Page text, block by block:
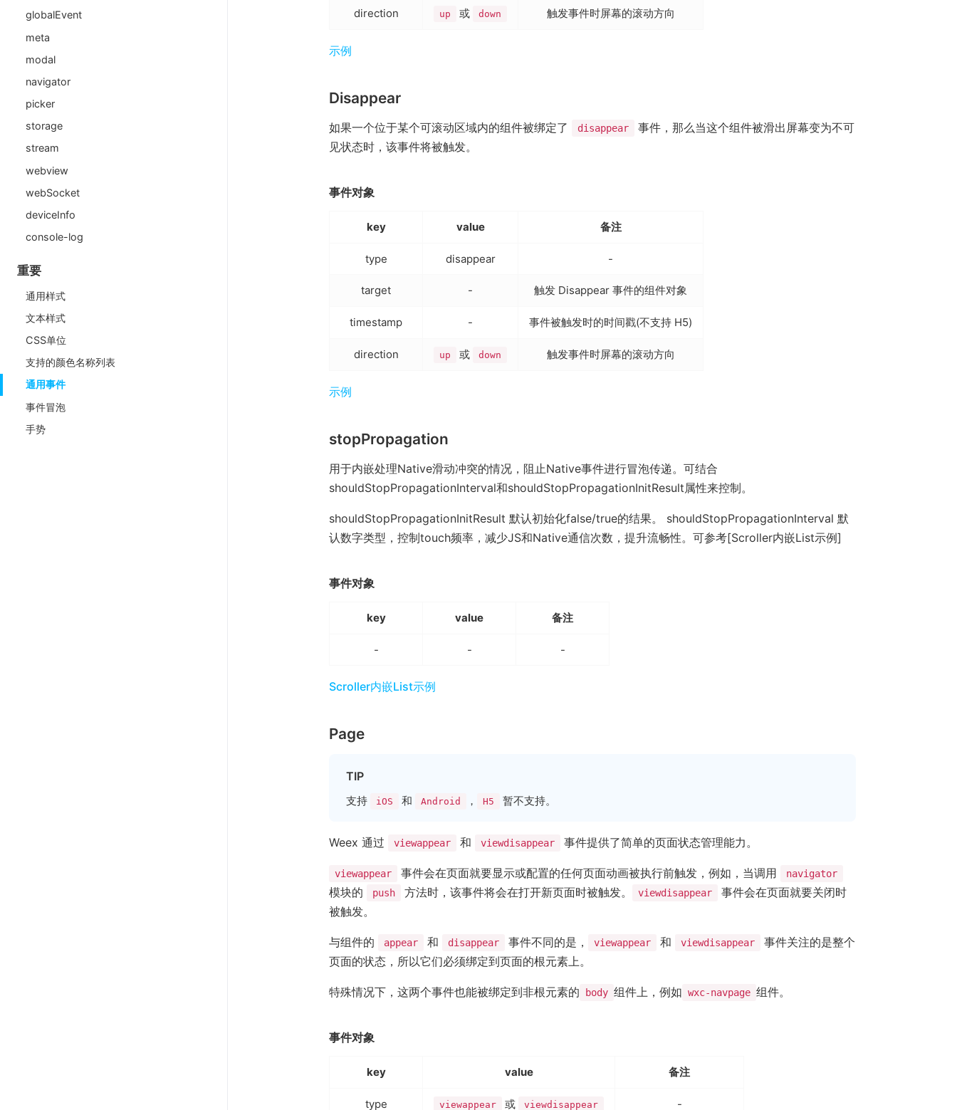
globalEvent
meta
modal
navigator
picker
storage
stream
webview
webSocket
deviceInfo
console-log
重要
通用样式
文本样式
CSS单位
支持的颜色名称列表
通用事件
事件冒泡
手势
direction up 或 down 触发事件时屏幕的滚动方向
示例
Disappear
如果一个位于某个可滚动区域内的组件被绑定了 disappear
事件，那么当这个组件被滑出屏幕变为不可
见状态时，该事件将被触发。
事件对象
key value 备注
type disappear -
target - 触发 Disappear 事件的组件对象
timestamp - 事件被触发时的时间戳(不支持 H5)
direction up 或 down 触发事件时屏幕的滚动方向
示例
stopPropagation
用于内嵌处理Native滑动冲突的情况，阻止Native事件进行冒泡传递。可结合
shouldStopPropagationInterval和shouldStopPropagationInitResult属性来控制。
shouldStopPropagationInitResult 默认初始化false/true的结果。 shouldStopPropagationInterval 默
认数字类型，控制touch频率，减少JS和Native通信次数，提升流畅性。可参考[Scroller内嵌List示例]
事件对象
key value 备注
- - -
Scroller内嵌List示例
Page
TIP
支持 iOS 和 Android ， H5 暂不支持。
Weex 通过 viewappear 和 viewdisappear 事件提供了简单的页面状态管理能力。
viewappear 事件会在页面就要显示或配置的任何页面动画被执行前触发，例如，当调用 navigator
模块的 push 方法时，该事件将会在打开新页面时被触发。 viewdisappear
事件会在页面就要关闭时
被触发。
与组件的 appear 和 disappear 事件不同的是， viewappear 和 viewdisappear
事件关注的是整个
页面的状态，所以它们必须绑定到页面的根元素上。
特殊情况下，这两个事件也能被绑定到非根元素的 body 组件上，例如 wxc-navpage 组件。
事件对象
key value 备注
type viewappear 或 viewdisappear -